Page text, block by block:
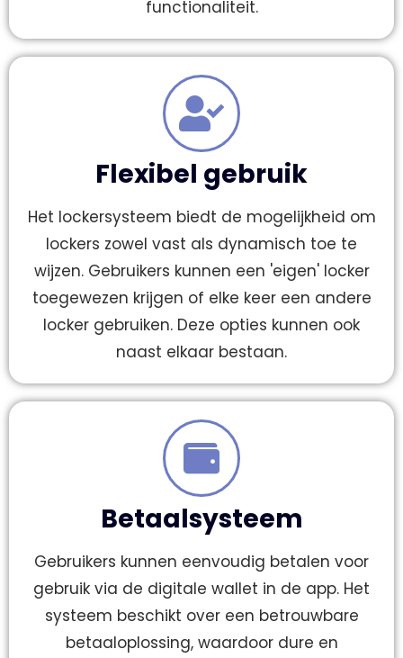
functionaliteit.
Flexibel gebruik
Het lockersysteem biedt de mogelijkheid om
lockers zowel vast als dynamisch toe te
wijzen. Gebruikers kunnen een 'eigen' locker
toegewezen krijgen of elke keer een andere
locker gebruiken. Deze opties kunnen ook
naast elkaar bestaan.
Betaalsysteem
Gebruikers kunnen eenvoudig betalen voor
gebruik via de digitale wallet in de app. Het
systeem beschikt over een betrouwbare
betaaloplossing, waardoor dure en